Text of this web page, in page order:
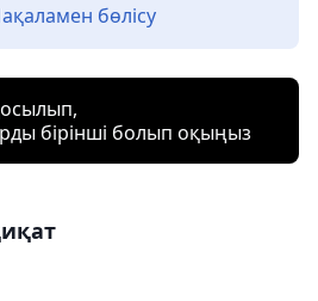
бөлісу
бірінші болып оқыңыз